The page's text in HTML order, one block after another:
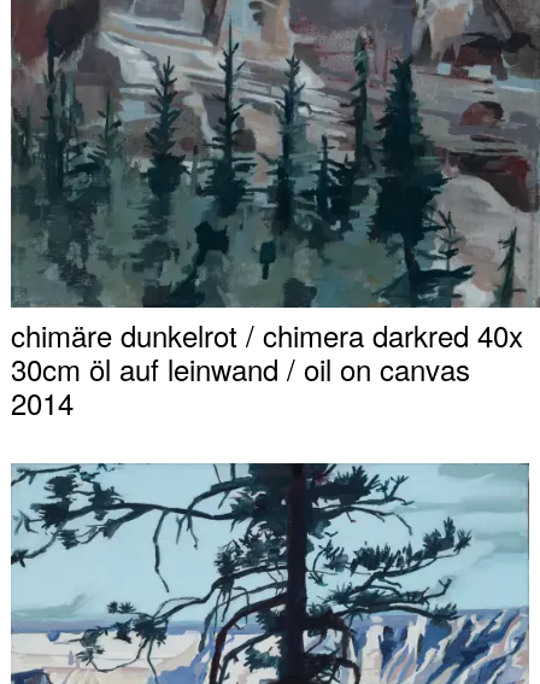
chimäre dunkelrot / chimera darkred 40x
30cm öl auf leinwand / oil on canvas
2014